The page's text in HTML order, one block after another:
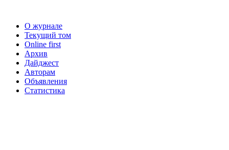
О журнале
Текущий том
Online first
Архив
Дайджест
Авторам
Объявления
Статистика